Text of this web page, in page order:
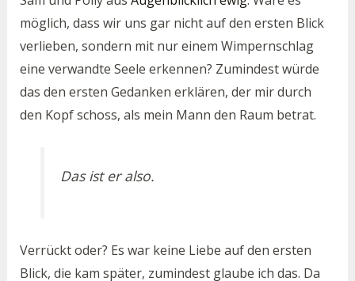
möglich, dass wir uns gar nicht auf den ersten Blick
verlieben, sondern mit nur einem Wimpernschlag
eine verwandte Seele erkennen? Zumindest würde
das den ersten Gedanken erklären, der mir durch
den Kopf schoss, als mein Mann den Raum betrat.
Das ist er also.
Verrückt oder? Es war keine Liebe auf den ersten
Blick, die kam später, zumindest glaube ich das. Da